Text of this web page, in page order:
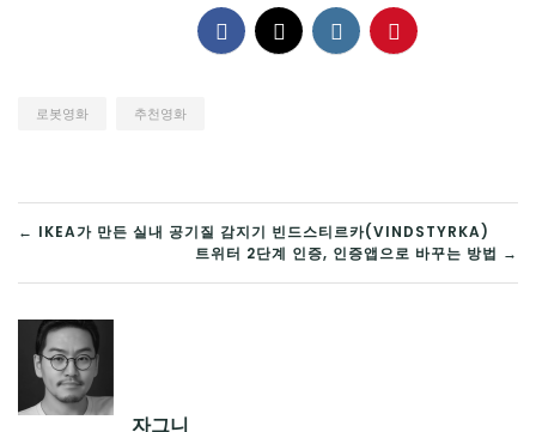
로봇영화 추천영화
글
탐
색
← IKEA가 만든 실내 공기질 감지기 빈드스티르카(VINDSTYRKA)
트위터 2단계 인증, 인증앱으로 바꾸는 방법 →
자그니